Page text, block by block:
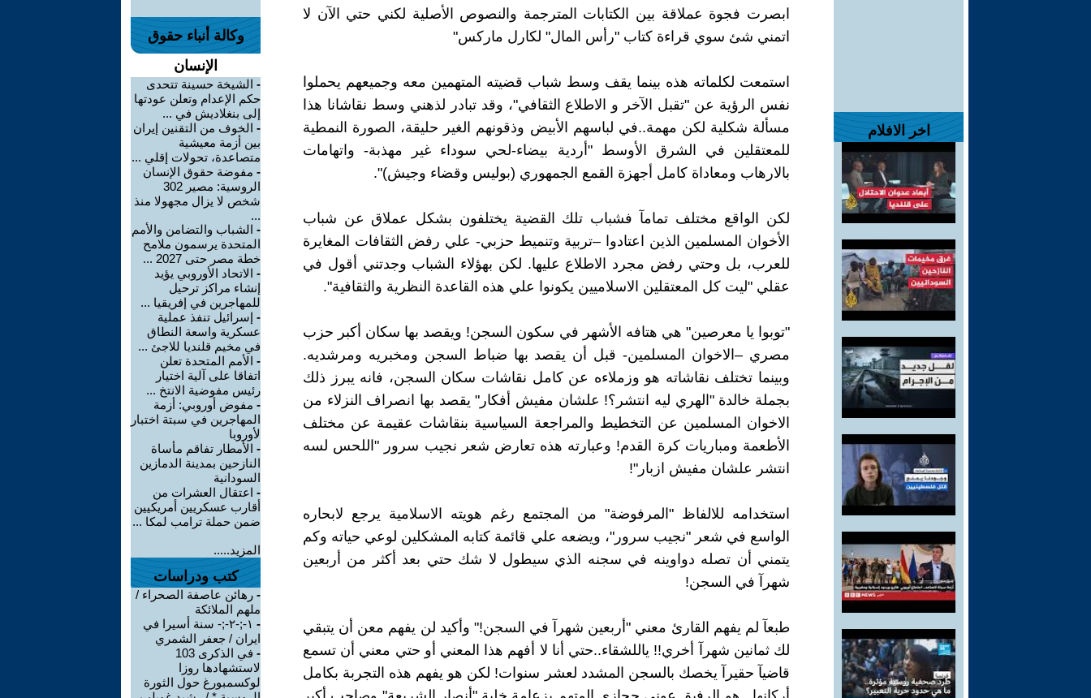
اخر الافلام
ابصرت فجوة عملاقة بين الكتابات المترجمة والنصوص الأصلية لكني حتي الآن لا
اتمني شئ سوي قراءة كتاب "رأس المال" لكارل ماركس"
استمعت لكلماته هذه بينما يقف وسط شباب قضيته المتهمين معه وجميعهم يحملوا
نفس الرؤية عن "تقبل الآخر و الاطلاع الثقافي"، وقد تبادر لذهني وسط نقاشانا هذا
مسألة شكلية لكن مهمة..في لباسهم الأبيض وذقونهم الغير حليقة، الصورة النمطية
للمعتقلين في الشرق الأوسط "أردية بيضاء-لحي سوداء غير مهذبة- واتهامات
بالارهاب ومعاداة كامل أجهزة القمع الجمهوري (بوليس وقضاء وجيش)".
لكن الواقع مختلف تمامآ فشباب تلك القضية يختلفون بشكل عملاق عن شباب
الأخوان المسلمين الذين اعتادوا –تربية وتنميط حزبي- علي رفض الثقافات المغايرة
للعرب، بل وحتي رفض مجرد الاطلاع عليها. لكن بهؤلاء الشباب وجدتني أقول في
عقلي "ليت كل المعتقلين الاسلاميين يكونوا علي هذه القاعدة النظرية والثقافية".
"توبوا يا معرصين" هي هتافه الأشهر في سكون السجن! ويقصد بها سكان أكبر حزب
مصري –الاخوان المسلمين- قبل أن يقصد بها ضباط السجن ومخبريه ومرشديه.
وبينما تختلف نقاشاته هو وزملاءه عن كامل نقاشات سكان السجن، فانه يبرز ذلك
بجملة خالدة "الهري ليه انتشر؟! علشان مفيش أفكار" يقصد بها انصراف النزلاء من
الاخوان المسلمين عن التخطيط والمراجعة السياسية بنقاشات عقيمة عن مختلف
الأطعمة ومباريات كرة القدم! وعبارته هذه تعارض شعر نجيب سرور "اللحس لسه
انتشر علشان مفيش ازبار"!
استخدامه للالفاظ "المرفوضة" من المجتمع رغم هويته الاسلامية يرجع لابحاره
الواسع في شعر "نجيب سرور"، ويضعه علي قائمة كتابه المشكلين لوعي حياته وكم
يتمني أن تصله دواوينه في سجنه الذي سيطول لا شك حتي بعد أكثر من أربعين
شهرآ في السجن!
طبعآ لم يفهم القارئ معني "أربعين شهرآ في السجن!" وأكيد لن يفهم معن أن يتبقي
لك ثمانين شهرآ أخري!! ياللشقاء..حتي أنا لا أفهم هذا المعني أو حتي معني أن تسمع
قاضيآ حقيرآ يخصك بالسجن المشدد لعشر سنوات! لكن هو يفهم هذه التجربة بكامل
وكالة أنباء حقوق
الإنسان
- الشيخة حسينة تتحدى
حكم الإعدام وتعلن عودتها
إلى بنغلاديش في ...
- الخوف من التقنين إيران
بين أزمة معيشية
متصاعدة، تحولات إقلي ...
- مفوضة حقوق الإنسان
الروسية: مصير 302
شخص لا يزال مجهولا منذ
...
- الشباب والتضامن والأمم
المتحدة يرسمون ملامح
خطة مصر حتى 2027 ...
- الاتحاد الأوروبي يؤيد
إنشاء مراكز ترحيل
للمهاجرين في إفريقيا ...
- إسرائيل تنفذ عملية
عسكرية واسعة النطاق
في مخيم قلنديا للاجئ ...
- الأمم المتحدة تعلن
اتفاقا على آلية اختيار
رئيس مفوضية الانتخ ...
- مفوض أوروبي: أزمة
المهاجرين في سبتة اختبار
لأوروبا
- الأمطار تفاقم مأساة
النازحين بمدينة الدمازين
السودانية
- اعتقال العشرات من
أقارب عسكريين أمريكيين
ضمن حملة ترامب لمكا ...
المزيد.....
كتب ودراسات
- رهائن عاصفة الصحراء /
ملهم الملائكة
-
١-;-٢-;- سنة أسيرا في
ايران / جعفر الشمري
-
في الذكرى 103
لاستشهادها روزا
لوكسمبورغ حول الثورة